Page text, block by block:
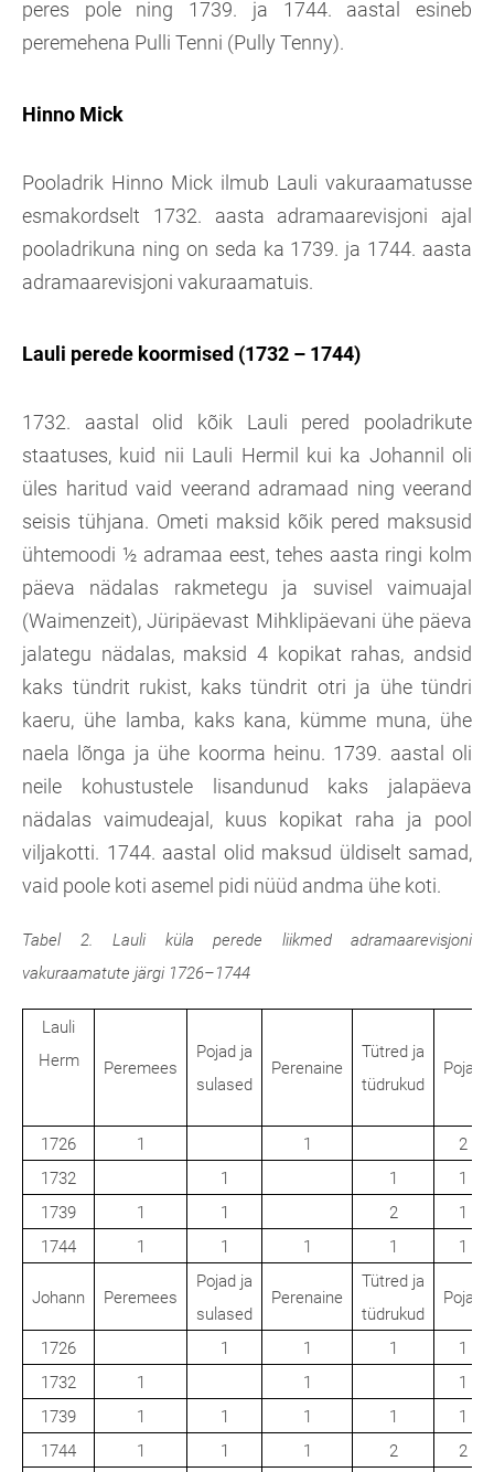
peres pole ning 1739. ja 1744. aastal esineb
peremehena Pulli Tenni (Pully Tenny).
Hinno Mick
Pooladrik Hinno Mick ilmub Lauli vakuraamatusse
esmakordselt 1732. aasta adramaarevisjoni ajal
pooladrikuna ning on seda ka 1739. ja 1744. aasta
adramaarevisjoni vakuraamatuis.
Lauli perede koormised (1732 – 1744)
1732. aastal olid kõik Lauli pered pooladrikute
staatuses, kuid nii Lauli Hermil kui ka Johannil oli
üles haritud vaid veerand adramaad ning veerand
seisis tühjana. Ometi maksid kõik pered maksusid
ühtemoodi ½ adramaa eest, tehes aasta ringi kolm
päeva nädalas rakmetegu ja suvisel vaimuajal
(Waimenzeit), Jüripäevast Mihklipäevani ühe päeva
jalategu nädalas, maksid 4 kopikat rahas, andsid
kaks tündrit rukist, kaks tündrit otri ja ühe tündri
kaeru, ühe lamba, kaks kana, kümme muna, ühe
naela lõnga ja ühe koorma heinu. 1739. aastal oli
neile kohustustele lisandunud kaks jalapäeva
nädalas vaimudeajal, kuus kopikat raha ja pool
viljakotti. 1744. aastal olid maksud üldiselt samad,
vaid poole koti asemel pidi nüüd andma ühe koti.
Tabel 2. Lauli küla perede liikmed adramaarevisjoni
vakuraamatute järgi 1726–1744
Lauli
Herm
Peremees
Pojad ja
sulased
Perenaine
Tütred ja
tüdrukud
Pojad
1726 1 1
2
1732
1 1
1
1739
1 1 2
1
1744
1 1 1 1 1
Johann Peremees
Pojad ja
sulased
Perenaine
Tütred ja
tüdrukud
Pojad
1726 1 1 1
1
1732
1 1
1
1739
1 1 1 1
1
1744
1 1 1 2
2